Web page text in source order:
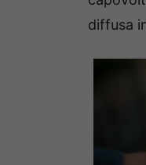
diffusa